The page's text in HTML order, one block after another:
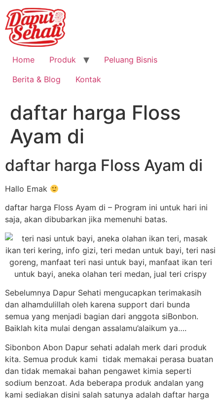
Home Produk
Peluang Bisnis
Berita & Blog
Kontak
daftar harga Floss
Ayam di
daftar harga Floss Ayam di
Hallo Emak
daftar harga Floss Ayam di – Program ini untuk hari ini
saja, akan dibubarkan jika memenuhi batas.
Sebelumnya Dapur Sehati mengucapkan terimakasih
dan alhamdulillah oleh karena support dari bunda
semua yang menjadi bagian dari anggota siBonbon.
Baiklah kita mulai dengan assalamu’alaikum ya….
Sibonbon Abon Dapur sehati adalah merk dari produk
kita. Semua produk kami tidak memakai perasa buatan
dan tidak memakai bahan pengawet kimia seperti
sodium benzoat. Ada beberapa produk andalan yang
kami sediakan disini salah satunya adalah daftar harga